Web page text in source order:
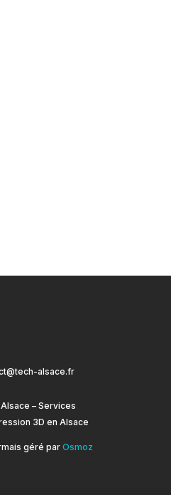
alsace.fr
– Services
3D en Alsace
géré par Osmoz